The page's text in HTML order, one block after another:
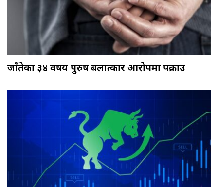
जाँतेका ३४ वर्षीय पुरुष बलात्कार आरोपमा पक्राउ